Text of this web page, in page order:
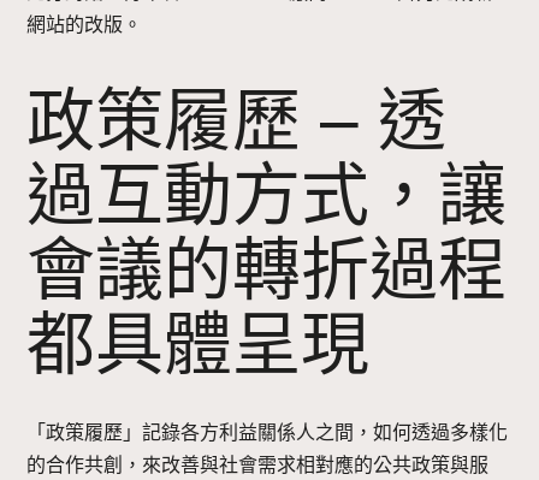
網站的改版。
政策履歷 – 透
過互動方式，讓
會議的轉折過程
都具體呈現
「政策履歷」記錄各方利益關係人之間，如何透過多樣化
的合作共創，來改善與社會需求相對應的公共政策與服